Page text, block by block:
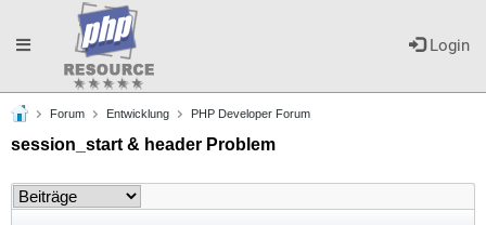
Login
Toggle
navigation
Forum Entwicklung PHP Developer Forum
session_start & header Problem